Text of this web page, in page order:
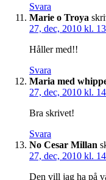
Svara
Marie o Troya
27, dec, 2010 kl.
Håller med!!
Svara
Maria med
27, dec, 2010 kl.
Bra skrivet!
Svara
No Cesar Millan
27, dec, 2010 kl.
Den vill jag ha på